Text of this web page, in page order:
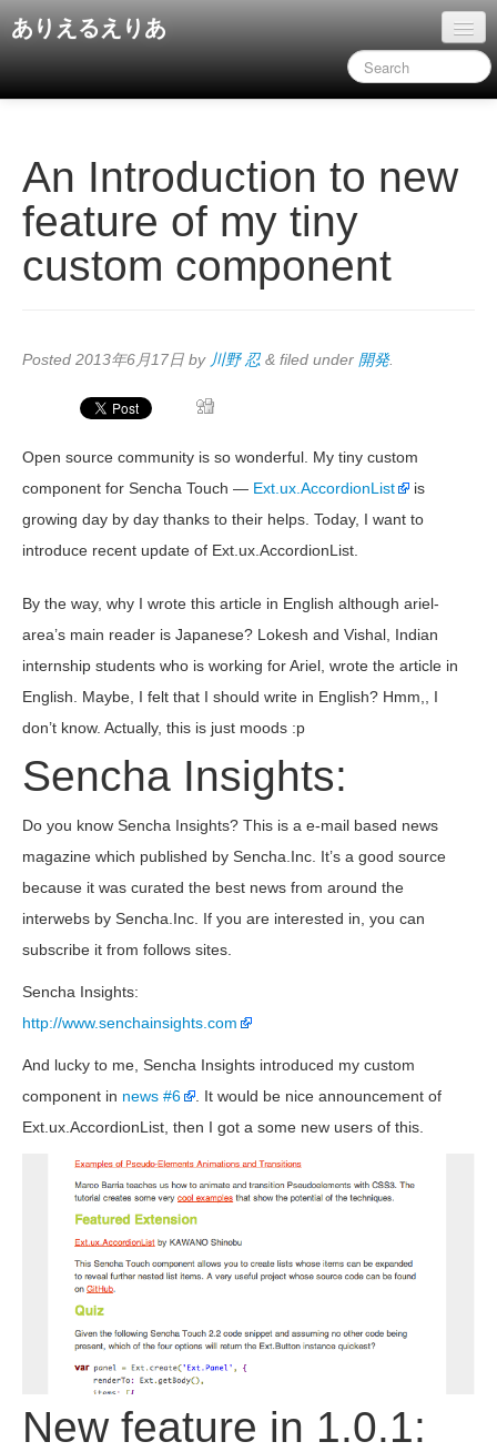
ありえるえりあ
旧コンテンツ
An Introduction to new
feature of my tiny
custom component
Posted 2013年6月17日 by 川野 忍 & filed under 開発.
Open source community is so wonderful. My tiny custom
component for Sencha Touch — Ext.ux.AccordionList
is
growing day by day thanks to their helps. Today, I want to
introduce recent update of Ext.ux.AccordionList.
By the way, why I wrote this article in English although ariel-
area’s main reader is Japanese? Lokesh and Vishal, Indian
internship students who is working for Ariel, wrote the article in
English. Maybe, I felt that I should write in English? Hmm,, I
don’t know. Actually, this is just moods :p
Sencha Insights:
Do you know Sencha Insights? This is a e-mail based news
magazine which published by Sencha.Inc. It’s a good source
because it was curated the best news from around the
interwebs by Sencha.Inc. If you are interested in, you can
subscribe it from follows sites.
Sencha Insights:
http://www.senchainsights.com
And lucky to me, Sencha Insights introduced my custom
component in news #6
. It would be nice announcement of
Ext.ux.AccordionList, then I got a some new users of this.
New feature in 1.0.1: